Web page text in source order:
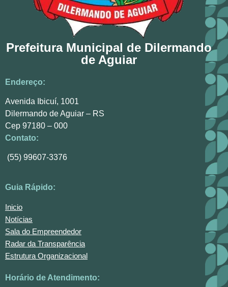
Prefeitura Municipal de Dilermando
de Aguiar
Endereço:
Avenida Ibicuí, 1001
Dilermando de Aguiar – RS
Cep 97180 – 000
Contato:
(55) 99607-3376
Guia Rápido:
Inicio
Notícias
Sala do Empreendedor
Radar da Transparência
Estrutura Organizacional
Horário de Atendimento: